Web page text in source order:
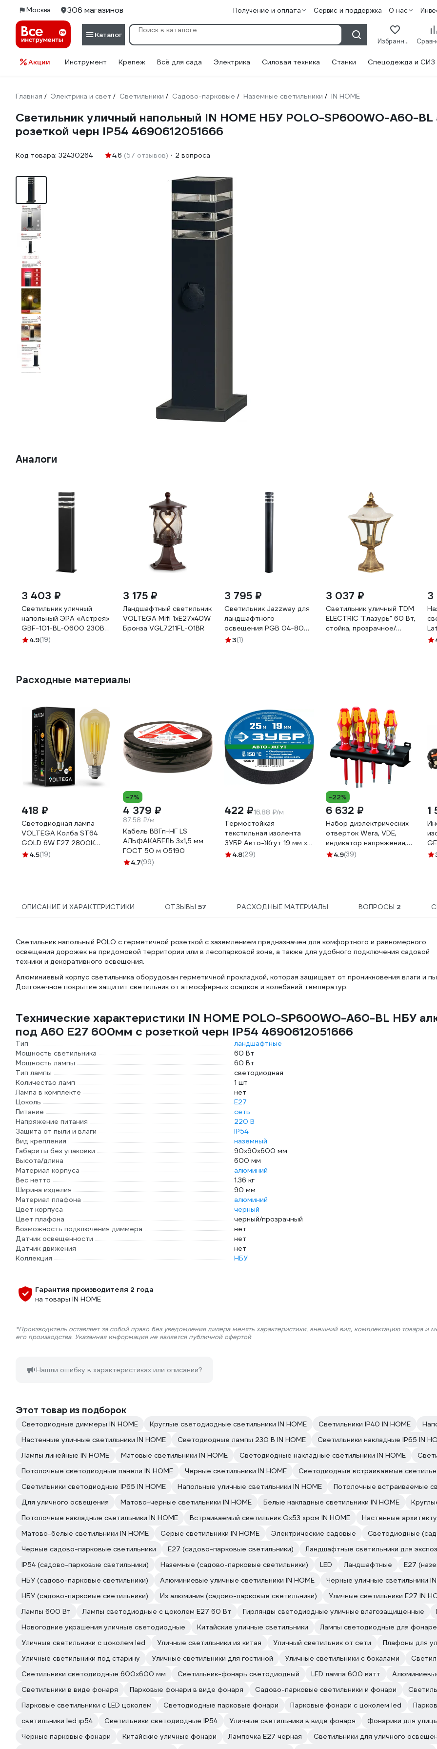
Москва 306 магазинов Получение и оплата Сервис и поддержка О нас
Каталог
Избранное
Акции Инструмент Крепеж Всё для сада Электрика Силовая техника Станки Спецодежда и СИЗ
Главная / Электрика и свет / Светильники / Садово-парковые / Наземные светильники / IN HOME
Светильник уличный напольный IN HOME НБУ POLO-SP600WO-A60-
розеткой черн IP54 4690612051666
Код товара: 32430264 4.6 (57 отзывов) 2 вопроса
Аналоги
3 403 ₽
Светильник уличный
напольный ЭРА «Астрея»
GBF-101-BL-0600 230В
Е27 IP54 черный
4.9(19)
3 175 ₽
Ландшафтный светильник
VOLTEGA Mifi 1хE27x40W
Бронза VGL7211FL-01BR
3 795 ₽
Светильник Jazzway для
ландшафтного
освещения PGB 04-800
E27 230В BL IP44
3(1)
3 037 ₽
Светильник уличный TDM
ELECTRIC "Глазурь" 60 Вт,
стойка, прозрачное/
3
Расходные материалы
418 ₽
Светодиодная лампа
VOLTEGA Колба ST64
GOLD 6W Е27 2800К
5526
4.5(19)
-7%
4 379 ₽
87.58 ₽/м
Кабель ВВГп-НГ LS
АЛЬФАКАБЕЛЬ 3х1,5 мм
ГОСТ 50 м 05190
4.7(99)
422 ₽16.88 ₽/м
Термостойкая
текстильная изолента
ЗУБР Авто-Жгут 19 мм х
25 м 1236-2
4.8(29)
-22%
6 632 ₽
Набор диэлектрических
отверток Wera, VDE,
индикатор напряжения,
подставка, 7 предметов,
4.9(39)
1
ОПИСАНИЕ И ХАРАКТЕРИСТИКИ ОТЗЫВЫ57 РАСХОДНЫЕ МАТЕРИАЛЫ ВОПРОСЫ 2
Светильник напольный POLO с герметичной розеткой с заземлением предназначен для комфортного и равномерного
освещения дорожек на придомовой территории или в лесопарковой зоне, а также для удобного подключения садовой
техники и декоративного освещения.
Алюминиевый корпус светильника оборудован герметичной прокладкой, которая защищает от проникновения влаги и
Долговечное покрытие защитит светильник от атмосферных осадков и колебаний температур.
Технические характеристики IN HOME POLO-SP600WO-A60-BL НБУ
под А60 Е27 600мм с розеткой черн IP54 4690612051666
Тип
ландшафтные
Мощность светильника
60 Вт
Мощность лампы
60 Вт
Тип лампы
светодиодная
Количество ламп
1 шт
Лампа в комплекте
нет
Цоколь
E27
Питание
сеть
Напряжение питания
220 В
Защита от пыли и влаги
IP54
Вид крепления
наземный
Габариты без упаковки
90х90х600 мм
Высота/длина
600 мм
Материал корпуса
алюминий
Вес нетто
1.36 кг
Ширина изделия
90 мм
Материал плафона
алюминий
Цвет корпуса
черный
Цвет плафона
черный/прозрачный
Возможность подключения диммера
нет
Датчик освещенности
нет
Датчик движения
нет
Коллекция
НБУ
Гарантия производителя 2 года
на товары IN HOME
*Производитель оставляет за собой право без уведомления дилера менять характеристики, внешний вид, комплектацию товара и
его производства. Указанная информация не является публичной офертой
Нашли ошибку в характеристиках или описании?
Этот товар из подборок
Светодиодные диммеры IN HOME Круглые светодиодные светильники IN HOME Светильники IP40 IN HOME
Настенные уличные светильники IN HOME
Светодиодные лампы 230 В IN HOME Светильники накладные IP65 IN
Лампы линейные IN HOME
Матовые светильники IN HOME Светодиодные накладные светильники IN HOME
Потолочные светодиодные панели IN HOME
Черные светильники IN HOME
Светодиодные встраиваемые
Светильники светодиодные IP65 IN HOME
Напольные уличные светильники IN HOME Потолочные встраиваемые
Для уличного освещения
Матово-черные светильники IN HOME Белые накладные светильники IN HOME
Потолочные накладные светильники IN HOME
Встраиваемый светильник Gx53 хром IN HOME
Настенные
Матово-белые светильники IN HOME
Серые светильники IN HOME Электрические садовые Светодиодные
Черные садово-парковые светильники
E27 (садово-парковые светильники) Ландшафтные светильники для
IP54 (садово-парковые светильники)
Наземные (садово-парковые светильники) LED Ландшафтные E27
НБУ (садово-парковые светильники)
Алюминиевые уличные светильники IN HOME Черные уличные светильники
НБУ (садово-парковые светильники)
Из алюминия (садово-парковые светильники) Уличные светильники E27 IN
Лампы 600 Вт
Лампы светодиодные с цоколем Е27 60 Вт Гирлянды светодиодные уличные влагозащищенные
Новогодние украшения уличные светодиодные
Китайские уличные светильники Лампы светодиодные для
Уличные светильники с цоколем led
Уличные светильники из китая Уличный светильник от сети Плафоны для
Уличные светильники под старину
Уличные светильники для гостиной Уличные светильники с бокалами
Светильники светодиодные 600х600 мм
Светильник-фонарь светодиодный LED лампа 600 ватт
Светильники в виде фонаря
Парковые фонари в виде фонаря Садово-парковые светильники и фонари
Парковые светильники с LED цоколем
Светодиодные парковые фонари Парковые фонари с цоколем led
светильники led ip54
Светильники светодиодные IP54 Уличные светильники в виде фонаря Фонарики для
Черные парковые фонари
Китайские уличные фонари Лампочка E27 черная
Светильники для уличного